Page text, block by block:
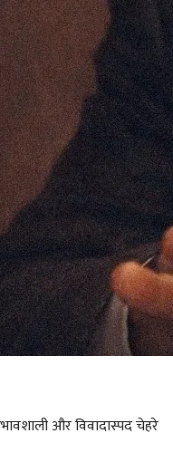
और विवादास्पद चेहरे